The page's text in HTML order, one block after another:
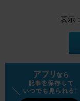
表示：